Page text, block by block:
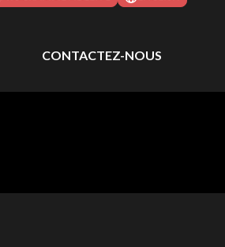
CONTACTEZ-NOUS